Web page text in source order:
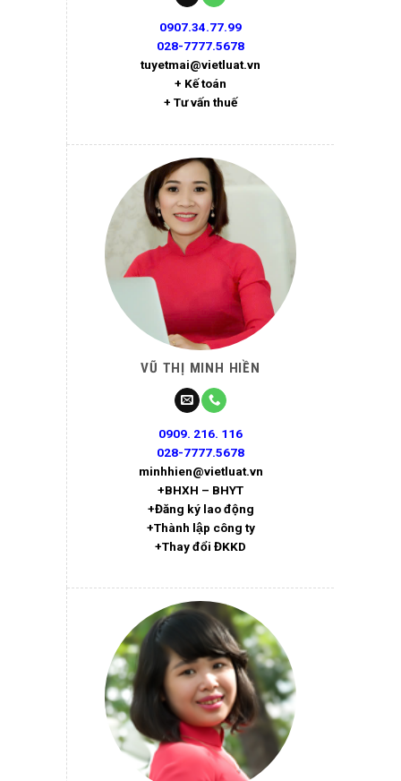
0907.34.77.99
028-7777.5678
tuyetmai@vietluat.vn
+ Kế toán
+ Tư vấn thuế
VŨ THỊ MINH HIỀN
0909. 216. 116
028-7777.5678
minhhien@vietluat.vn
+BHXH – BHYT
+Đăng ký lao động
+Thành lập công ty
+Thay đổi ĐKKD